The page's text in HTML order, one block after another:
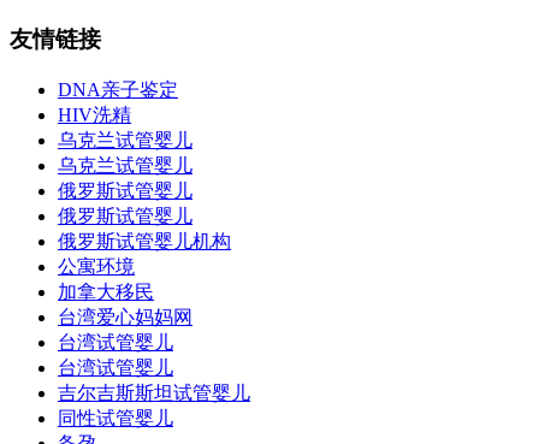
友情链接
DNA亲子鉴定
HIV洗精
乌克兰试管婴儿
乌克兰试管婴儿
俄罗斯试管婴儿
俄罗斯试管婴儿
俄罗斯试管婴儿机构
公寓环境
加拿大移民
台湾爱心妈妈网
台湾试管婴儿
台湾试管婴儿
吉尔吉斯斯坦试管婴儿
同性试管婴儿